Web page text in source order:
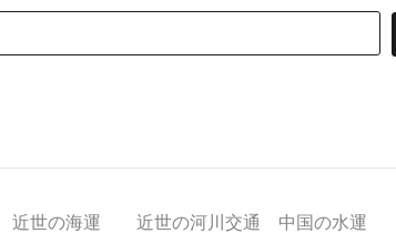
の海運 近世の河川交通 中国の水運